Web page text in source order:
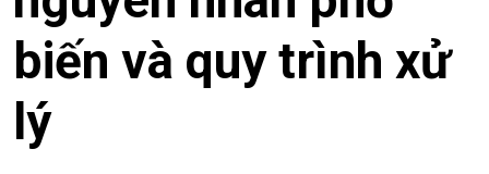
biến và quy trình xử
lý